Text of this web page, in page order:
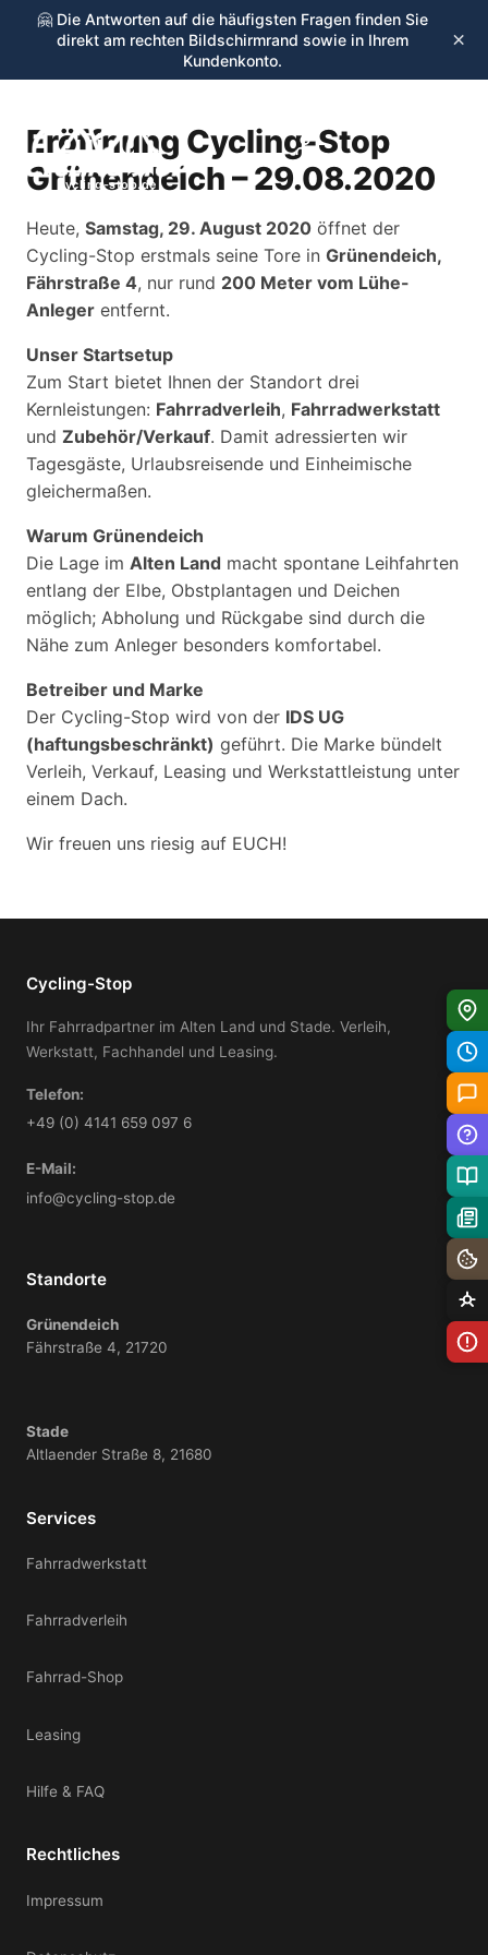
🤗 Die Antworten auf die häufigsten Fragen finden Sie
direkt am rechten Bildschirmrand sowie in Ihrem
Kundenkonto.
×
cycling-stop.de
Eröffnung Cycling-Stop
Grünendeich – 29.08.2020
Heute, Samstag, 29. August 2020 öffnet der
Cycling-Stop erstmals seine Tore in Grünendeich,
Fährstraße 4, nur rund 200 Meter vom Lühe-
Anleger entfernt.
Unser Startsetup
Zum Start bietet Ihnen der Standort drei
Kernleistungen: Fahrradverleih, Fahrradwerkstatt
und Zubehör/Verkauf. Damit adressierten wir
Tagesgäste, Urlaubsreisende und Einheimische
gleichermaßen.
Warum Grünendeich
Die Lage im Alten Land macht spontane Leihfahrten
entlang der Elbe, Obstplantagen und Deichen
möglich; Abholung und Rückgabe sind durch die
Nähe zum Anleger besonders komfortabel.
Betreiber und Marke
Der Cycling-Stop wird von der IDS UG
(haftungsbeschränkt) geführt. Die Marke bündelt
Verleih, Verkauf, Leasing und Werkstattleistung unter
einem Dach.
Wir freuen uns riesig auf EUCH!
Cycling-Stop
Ihr Fahrradpartner im Alten Land und Stade. Verleih,
Werkstatt, Fachhandel und Leasing.
Telefon:
+49 (0) 4141 659 097 6
E-Mail:
info@cycling-stop.de
Standorte
Grünendeich
Fährstraße 4, 21720
Stade
Altlaender Straße 8, 21680
Services
Fahrradwerkstatt
Fahrradverleih
Fahrrad-Shop
Leasing
Hilfe & FAQ
Rechtliches
Impressum